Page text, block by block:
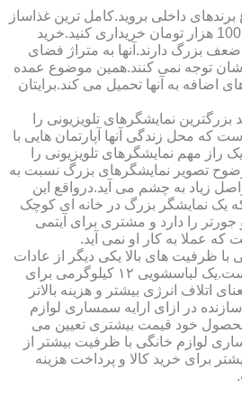
داخلی بروید.کامل ترین غذاساز
داخلی را می توانید با حدود 100 هزار تومان خریداری کنید.خرید
بزرگ دارند.آنها به متراژ فضای
توجه نمی کنند.همین موضوع عمده
اضافه به آنها تحمیل می کند.برایتان
نمایشگرهای تلویزیونی را
که محل زندگی آنها آپارتمان هایی با
راز مهم نمایشگرهای تلویزیونی را
تصویر نمایشگرهای بزرگ نسبت به
زیاد به چشم می آید.درواقع این
یک نمایشگر بزرگ در خانه ای کوچک
را دارد و مشتری برای آیتمی
که عملا به کار او نمی آید.
ظرفیت های بالا یکی دیگر از عادات
نادرست مشتریان ایرانی است.یک لباسشویی ١٢ کیلوگرمی برای
به معنای اتلاف انرژی بیشتر و هزینه بالاتر
در ازای ارایه سمساری لوازم
محصول خود قیمت بیشتری تعیین می
لوازم خانگی با ظرفیت بیشتر از
برای خرید کالا و پرداخت هزینه